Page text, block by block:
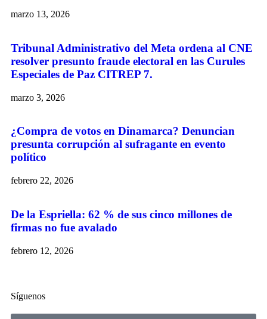
marzo 13, 2026
Tribunal Administrativo del Meta ordena al CNE
resolver presunto fraude electoral en las Curules
Especiales de Paz CITREP 7.
marzo 3, 2026
¿Compra de votos en Dinamarca? Denuncian
presunta corrupción al sufragante en evento
político
febrero 22, 2026
De la Espriella: 62 % de sus cinco millones de
firmas no fue avalado
febrero 12, 2026
Síguenos